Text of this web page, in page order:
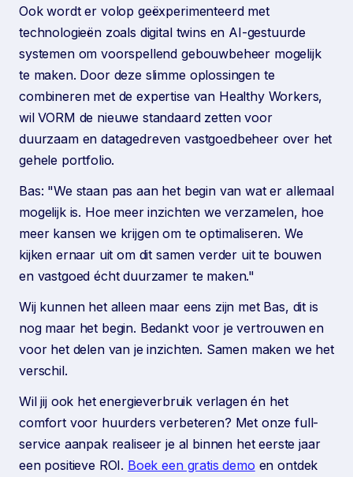
Ook wordt er volop geëxperimenteerd met
technologieën zoals digital twins en AI-gestuurde
systemen om voorspellend gebouwbeheer mogelijk
te maken. Door deze slimme oplossingen te
combineren met de expertise van Healthy Workers,
wil VORM de nieuwe standaard zetten voor
duurzaam en datagedreven vastgoedbeheer over het
gehele portfolio.
Bas: "We staan pas aan het begin van wat er allemaal
mogelijk is. Hoe meer inzichten we verzamelen, hoe
meer kansen we krijgen om te optimaliseren. We
kijken ernaar uit om dit samen verder uit te bouwen
en vastgoed écht duurzamer te maken."
Wij kunnen het alleen maar eens zijn met Bas, dit is
nog maar het begin. Bedankt voor je vertrouwen en
voor het delen van je inzichten. Samen maken we het
verschil.
Wil jij ook het energieverbruik verlagen én het
comfort voor huurders verbeteren? Met onze full-
service aanpak realiseer je al binnen het eerste jaar
een positieve ROI. Boek een gratis demo en ontdek